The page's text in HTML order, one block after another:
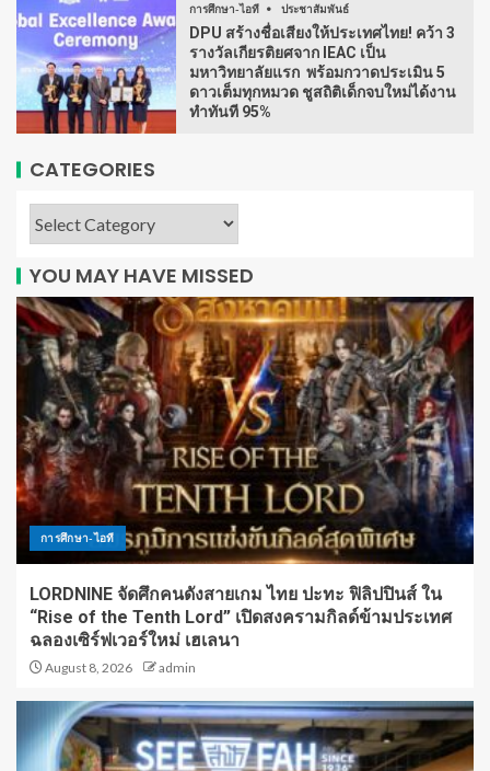
การศึกษา-ไอที ประชาสัมพันธ์
DPU สร้างชื่อเสียงให้ประเทศไทย! คว้า 3
รางวัลเกียรติยศจาก IEAC เป็น
มหาวิทยาลัยแรก พร้อมกวาดประเมิน 5
ดาวเต็มทุกหมวด ชูสถิติเด็กจบใหม่ได้งาน
ทำทันที 95%
CATEGORIES
YOU MAY HAVE MISSED
การศึกษา-ไอที
LORDNINE จัดศึกคนดังสายเกม ไทย ปะทะ ฟิลิปปินส์ ใน
“Rise of the Tenth Lord” เปิดสงครามกิลด์ข้ามประเทศ
ฉลองเซิร์ฟเวอร์ใหม่ เฮเลนา
August 8, 2026 admin